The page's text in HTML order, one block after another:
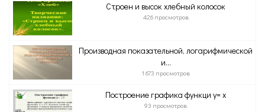
Строен и высок хлебный колосок
426 просмотров
Производная показательной, логарифмической
и...
1 673 просмотров
Построение графика функци y= x
93 просмотров